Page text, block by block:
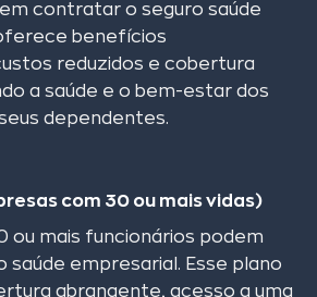
contratar o seguro saúde
benefícios
reduzidos e cobertura
a saúde e o bem-estar dos
dependentes.
com 30 ou mais vidas)
ou mais funcionários podem
saúde empresarial. Esse plano
abrangente, acesso a uma